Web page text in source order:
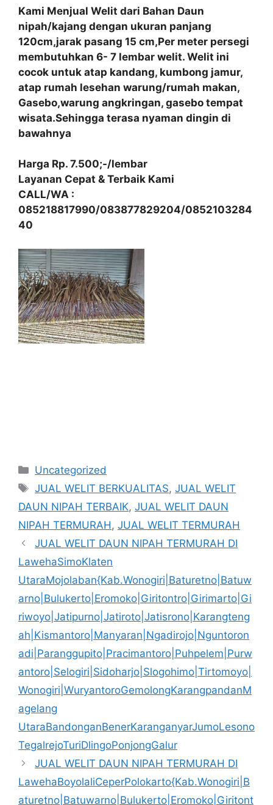
Kami Menjual Welit dari Bahan Daun
nipah/kajang dengan ukuran panjang
120cm,jarak pasang 15 cm,Per meter persegi
membutuhkan 6- 7 lembar welit. Welit ini
cocok untuk atap kandang, kumbong jamur,
atap rumah lesehan warung/rumah makan,
Gasebo,warung angkringan, gasebo tempat
wisata.Sehingga terasa nyaman dingin di
bawahnya
Harga Rp. 7.500;-/lembar
Layanan Cepat & Terbaik Kami
CALL/WA :
085218817990/083877829204/0852103284
40
Kategori
Uncategorized
Tag
JUAL WELIT BERKUALITAS,JUAL WELIT
DAUN NIPAH TERBAIK, JUAL WELIT DAUN
NIPAH TERMURAH, JUAL WELIT TERMURAH
JUAL WELIT DAUN NIPAH TERMURAH DI
LawehaSimoKlaten
UtaraMojolaban{Kab.Wonogiri|Baturetno|Batuw
arno|Bulukerto|Eromoko|Giritontro|Girimarto|Gi
riwoyo|Jatipurno|Jatiroto|Jatisrono|Karangteng
ah|Kismantoro|Manyaran|Ngadirojo|Nguntoron
adi|Paranggupito|Pracimantoro|Puhpelem|Purw
antoro|Selogiri|Sidoharjo|Slogohimo|Tirtomoyo|
Wonogiri|WuryantoroGemolongKarangpandanM
agelang
UtaraBandonganBenerKaranganyarJumoLesono
TegalrejoTuriDlingoPonjongGalur
JUAL WELIT DAUN NIPAH TERMURAH DI
LawehaBoyolaliCeperPolokarto{Kab.Wonogiri|B
aturetno|Batuwarno|Bulukerto|Eromoko|Giritont